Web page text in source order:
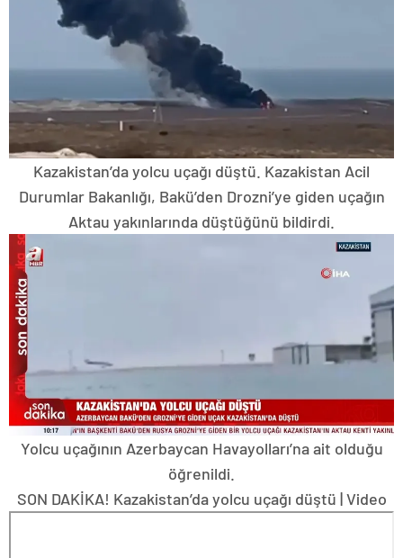
Kazakistan’da yolcu uçağı düştü. Kazakistan Acil
Durumlar Bakanlığı, Bakü’den Drozni’ye giden uçağın
Aktau yakınlarında düştüğünü bildirdi.
Yolcu uçağının Azerbaycan Havayolları’na ait olduğu
öğrenildi.
SON DAKİKA! Kazakistan’da yolcu uçağı düştü | Video